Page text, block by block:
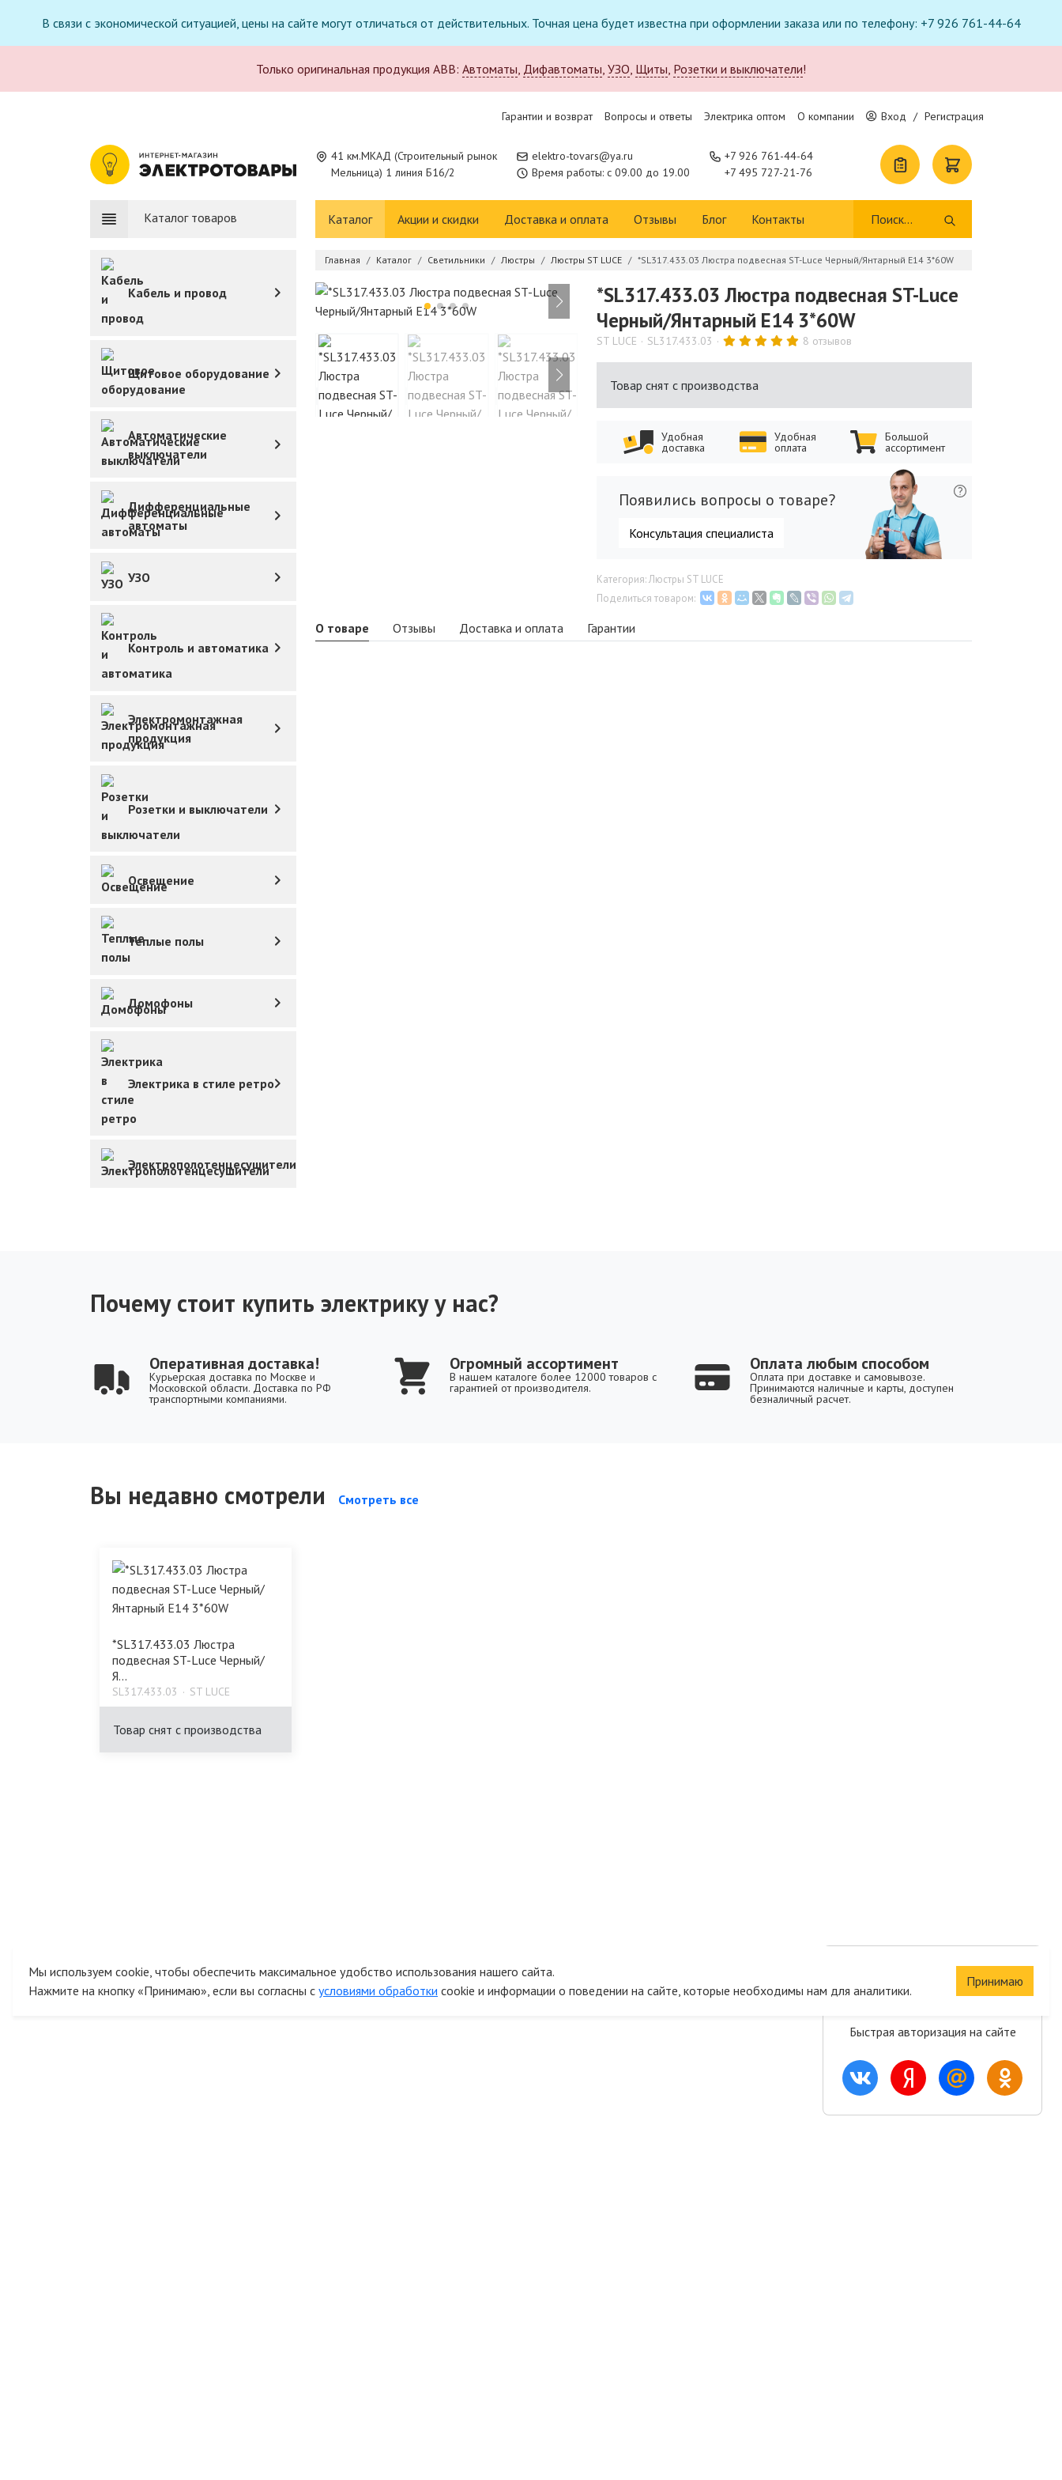
В связи с экономической ситуацией, цены на сайте могут отличаться от действительных. Точная цена будет известна при оформлении заказа или по телефону: +7 926 761-44-64
Только оригинальная продукция ABB: Автоматы, Дифавтоматы, УЗО, Щиты, Розетки и выключатели!
Гарантии и возврат Вопросы и ответы Электрика оптом О компании Вход / Регистрация
41 км.МКАД (Строительный рынок
Мельница) 1 линия Б16/2
elektro-tovars@ya.ru
Время работы: с 09.00 до 19.00
+7 926 761-44-64
+7 495 727-21-76
Каталог товаров Каталог Акции и скидки Доставка и оплата Отзывы Блог Контакты
Кабель и провод
Щитовое оборудование
Автоматические
выключатели
Дифференциальные
автоматы
УЗО
Контроль и автоматика
Электромонтажная
продукция
Розетки и выключатели
Освещение
Теплые полы
Домофоны
Электрика в стиле ретро
Электрополотенцесушители
Главная Каталог Светильники Люстры Люстры ST LUCE *SL317.433.03 Люстра подвесная ST-Luce Черный/Янтарный E14 3*60W
*SL317.433.03 Люстра подвесная ST-Luce
Черный/Янтарный E14 3*60W
ST LUCE SL317.433.03 8 отзывов
Товар снят с производства
Удобная
доставка
Удобная
оплата
Большой
ассортимент
Появились вопросы о товаре?
Консультация специалиста
Категория: Люстры ST LUCE
Поделиться товаром:
О товаре Отзывы Доставка и оплата Гарантии
Почему стоит купить электрику у нас?
Оперативная доставка!
Курьерская доставка по Москве и
Московской области. Доставка по РФ
транспортными компаниями.
Огромный ассортимент
В нашем каталоге более 12000 товаров с
гарантией от производителя.
Оплата любым способом
Оплата при доставке и самовывозе.
Принимаются наличные и карты, доступен
безналичный расчет.
Вы недавно смотрели Смотреть все
*SL317.433.03 Люстра
подвесная ST-Luce Черный/
Я...
SL317.433.03 ST LUCE
Товар снят с производства
Сохраните корзину
и список желаний
Быстрая авторизация на сайте
Мы используем cookie, чтобы обеспечить максимальное удобство использования нашего сайта.
Нажмите на кнопку «Принимаю», если вы согласны с условиями обработки cookie и информации о поведении на сайте, которые необходимы нам для аналитики.
Принимаю